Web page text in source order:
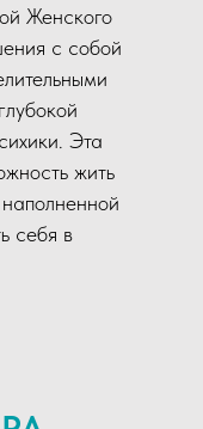
Женского
с собой
Эта
жить
себя в